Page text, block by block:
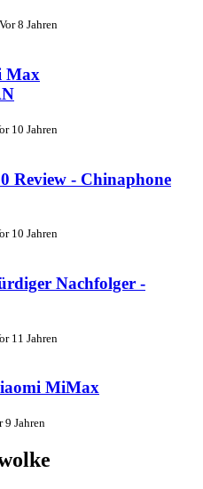
8 Jahren
Max
10 Jahren
Review - Chinaphone
10 Jahren
Nachfolger -
11 Jahren
MiMax
9 Jahren